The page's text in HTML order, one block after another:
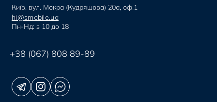
Київ, вул. Мокра (Кудряшова) 20а, оф.1
hi@smobile.ua
Пн-Нд: з 10 до 18
+38 (067) 808 89-89